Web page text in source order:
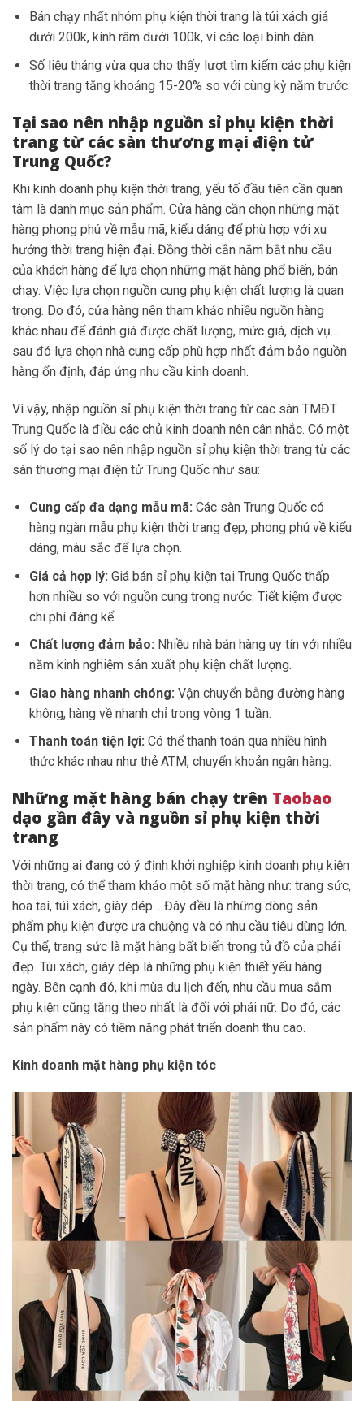
Bán chạy nhất nhóm phụ kiện thời trang là túi xách giá
dưới 200k, kính râm dưới 100k, ví các loại bình dân.
Số liệu tháng vừa qua cho thấy lượt tìm kiếm các phụ kiện
thời trang tăng khoảng 15-20% so với cùng kỳ năm trước.
Tại sao nên nhập nguồn sỉ phụ kiện thời
trang từ các sàn thương mại điện tử
Trung Quốc?
Khi kinh doanh phụ kiện thời trang, yếu tố đầu tiên cần quan
tâm là danh mục sản phẩm. Cửa hàng cần chọn những mặt
hàng phong phú về mẫu mã, kiểu dáng để phù hợp với xu
hướng thời trang hiện đại. Đồng thời cần nắm bắt nhu cầu
của khách hàng để lựa chọn những mặt hàng phổ biến, bán
chạy. Việc lựa chọn nguồn cung phụ kiện chất lượng là quan
trọng. Do đó, cửa hàng nên tham khảo nhiều nguồn hàng
khác nhau để đánh giá được chất lượng, mức giá, dịch vụ…
sau đó lựa chọn nhà cung cấp phù hợp nhất đảm bảo nguồn
hàng ổn định, đáp ứng nhu cầu kinh doanh.
Vì vậy, nhập nguồn sỉ phụ kiện thời trang từ các sàn TMĐT
Trung Quốc là điều các chủ kinh doanh nên cân nhắc. Có một
số lý do tại sao nên nhập nguồn sỉ phụ kiện thời trang từ các
sàn thương mại điện tử Trung Quốc như sau:
Cung cấp đa dạng mẫu mã: Các sàn Trung Quốc có
hàng ngàn mẫu phụ kiện thời trang đẹp, phong phú về kiểu
dáng, màu sắc để lựa chọn.
Giá cả hợp lý: Giá bán sỉ phụ kiện tại Trung Quốc thấp
hơn nhiều so với nguồn cung trong nước. Tiết kiệm được
chi phí đáng kể.
Chất lượng đảm bảo: Nhiều nhà bán hàng uy tín với nhiều
năm kinh nghiệm sản xuất phụ kiện chất lượng.
Giao hàng nhanh chóng: Vận chuyển bằng đường hàng
không, hàng về nhanh chỉ trong vòng 1 tuần.
Thanh toán tiện lợi: Có thể thanh toán qua nhiều hình
thức khác nhau như thẻ ATM, chuyển khoản ngân hàng.
Những mặt hàng bán chạy trên Taobao
dạo gần đây và nguồn sỉ phụ kiện thời
trang
Với những ai đang có ý định khởi nghiệp kinh doanh phụ kiện
thời trang, có thể tham khảo một số mặt hàng như: trang sức,
hoa tai, túi xách, giày dép… Đây đều là những dòng sản
phẩm phụ kiện được ưa chuộng và có nhu cầu tiêu dùng lớn.
Cụ thể, trang sức là mặt hàng bất biến trong tủ đồ của phái
đẹp. Túi xách, giày dép là những phụ kiện thiết yếu hàng
ngày. Bên cạnh đó, khi mùa du lịch đến, nhu cầu mua sắm
phụ kiện cũng tăng theo nhất là đối với phái nữ. Do đó, các
sản phẩm này có tiềm năng phát triển doanh thu cao.
Kinh doanh mặt hàng phụ kiện tóc